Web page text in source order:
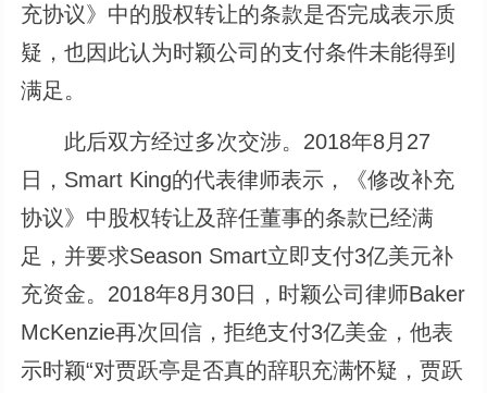
充协议》中的股权转让的条款是否完成表示质
疑，也因此认为时颖公司的支付条件未能得到
满足。
此后双方经过多次交涉。2018年8月27
日，Smart King的代表律师表示，《修改补充
协议》中股权转让及辞任董事的条款已经满
足，并要求Season Smart立即支付3亿美元补
充资金。2018年8月30日，时颖公司律师Baker
McKenzie再次回信，拒绝支付3亿美金，他表
示时颖“对贾跃亭是否真的辞职充满怀疑，贾跃